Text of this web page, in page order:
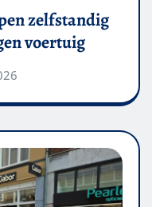
zelfstandig
voertuig